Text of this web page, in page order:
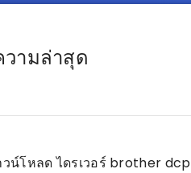
ามล่าสุด
วน์โหลด ไดรเวอร์ brother dcp